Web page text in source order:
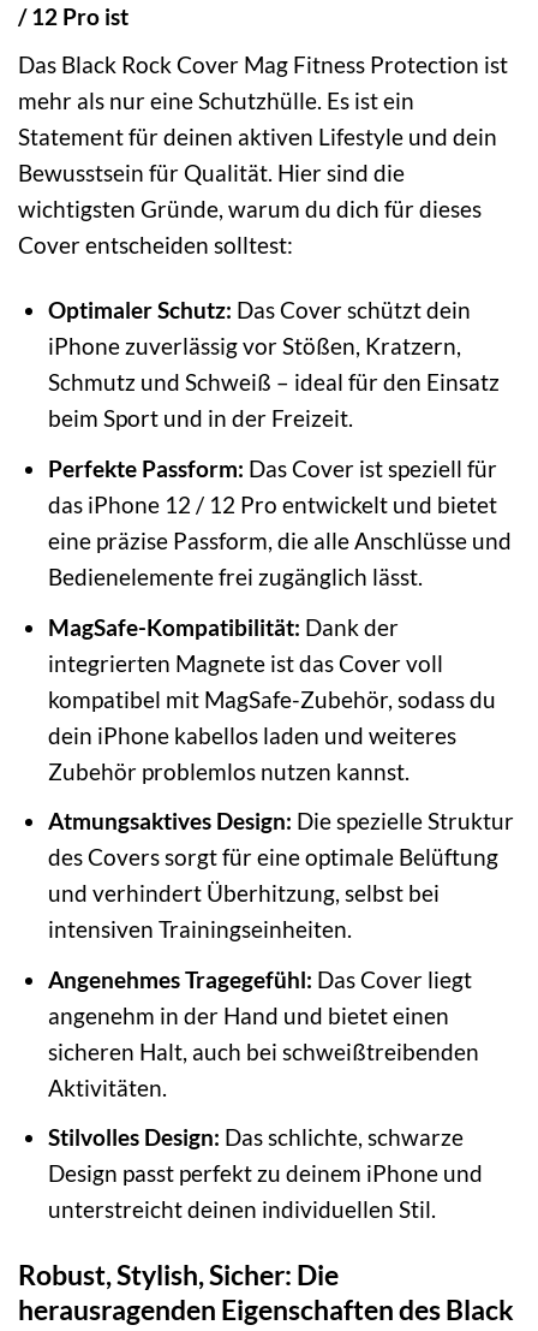
/ 12 Pro ist
Das Black Rock Cover Mag Fitness Protection ist
mehr als nur eine Schutzhülle. Es ist ein
Statement für deinen aktiven Lifestyle und dein
Bewusstsein für Qualität. Hier sind die
wichtigsten Gründe, warum du dich für dieses
Cover entscheiden solltest:
Optimaler Schutz: Das Cover schützt dein
iPhone zuverlässig vor Stößen, Kratzern,
Schmutz und Schweiß – ideal für den Einsatz
beim Sport und in der Freizeit.
Perfekte Passform: Das Cover ist speziell für
das iPhone 12 / 12 Pro entwickelt und bietet
eine präzise Passform, die alle Anschlüsse und
Bedienelemente frei zugänglich lässt.
MagSafe-Kompatibilität: Dank der
integrierten Magnete ist das Cover voll
kompatibel mit MagSafe-Zubehör, sodass du
dein iPhone kabellos laden und weiteres
Zubehör problemlos nutzen kannst.
Atmungsaktives Design: Die spezielle Struktur
des Covers sorgt für eine optimale Belüftung
und verhindert Überhitzung, selbst bei
intensiven Trainingseinheiten.
Angenehmes Tragegefühl: Das Cover liegt
angenehm in der Hand und bietet einen
sicheren Halt, auch bei schweißtreibenden
Aktivitäten.
Stilvolles Design: Das schlichte, schwarze
Design passt perfekt zu deinem iPhone und
unterstreicht deinen individuellen Stil.
Robust, Stylish, Sicher: Die
herausragenden Eigenschaften des Black